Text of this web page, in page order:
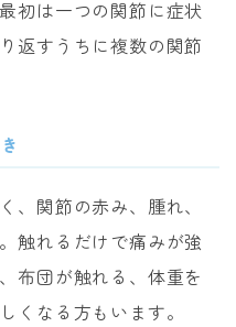
初は一つの関節に症状
返すうちに複数の関節
、関節の赤み、腫れ、
触れるだけで痛みが強
布団が触れる、体重を
くなる方もいます。